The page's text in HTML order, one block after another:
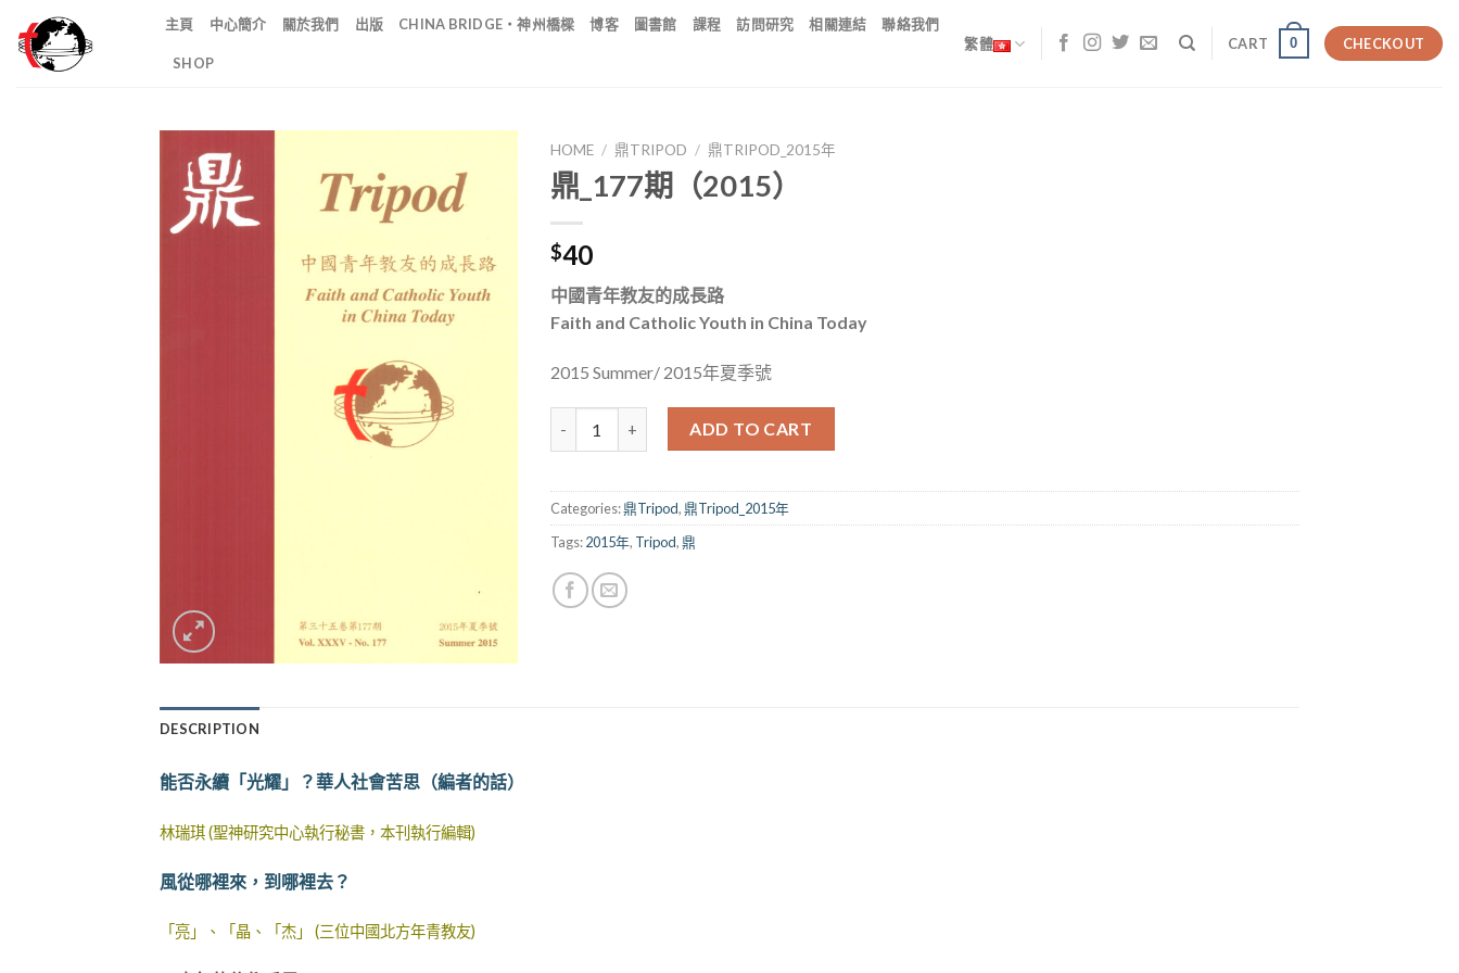
content
主頁 中心簡介 關於我們 出版 CHINA BRIDGE・神州橋樑 博客 圖書館 課程 訪問研究 相關連結 聯絡我們
SHOP
繁體 CART 0 CHECKOUT
HOME / 鼎TRIPOD / 鼎TRIPOD_2015年
鼎_177期（2015）
$40
中國青年教友的成長路
Faith and Catholic Youth in China Today
2015 Summer/ 2015年夏季號
ADD TO CART
Categories:鼎Tripod,鼎Tripod_2015年
Tags:2015年, Tripod,鼎
DESCRIPTION
能否永續「光耀」？華人社會苦思（編者的話）
林瑞琪 (聖神研究中心執行秘書，本刊執行編輯)
風從哪裡來，到哪裡去？
「亮」、「晶、「杰」 (三位中國北方年青教友)